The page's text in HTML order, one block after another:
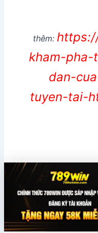
thêm:
kham-
dan-
tuyen-tai-